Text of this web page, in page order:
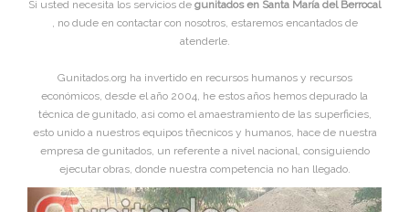
Si usted necesita los servicios de gunitados en Santa María del Berrocal
, no dude en contactar con nosotros, estaremos encantados de
atenderle.
Gunitados.org ha invertido en recursos humanos y recursos
económicos, desde el año 2004, he estos años hemos depurado la
técnica de gunitado, asi como el amaestramiento de las superficies,
esto unido a nuestros equipos tñecnicos y humanos, hace de nuestra
empresa de gunitados, un referente a nivel nacional, consiguiendo
ejecutar obras, donde nuestra competencia no han llegado.